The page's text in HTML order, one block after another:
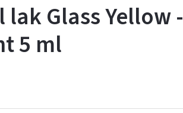
lak Glass Yellow -
5 ml